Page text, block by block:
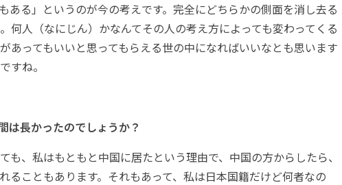
ある」というのが今の考えです。完全にどちらかの側面を消し去る
何人（なにじん）かなんてその人の考え方によっても変わってくる
あってもいいと思ってもらえる世の中になればいいなとも思います
すね。
は長かったのでしょうか？
も、私はもともと中国に居たという理由で、中国の方からしたら、
ることもあります。それもあって、私は日本国籍だけど何者なの